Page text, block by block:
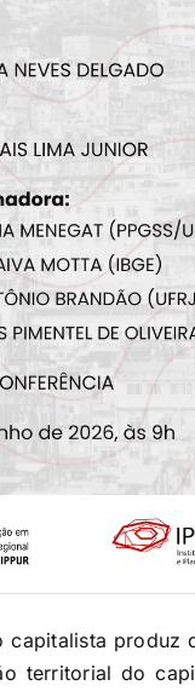
capitalista produz
territorial do